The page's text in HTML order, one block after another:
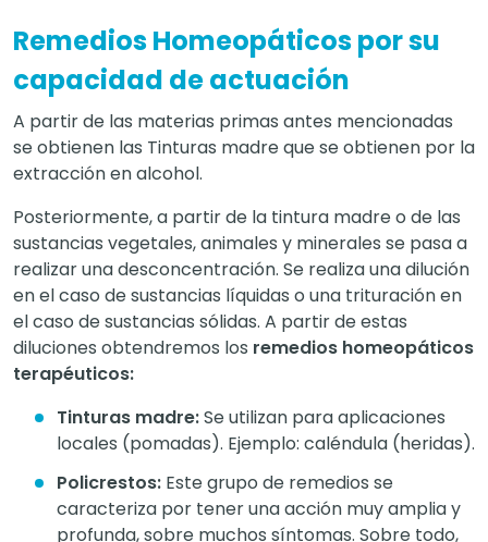
Remedios Homeopáticos por su
capacidad de actuación
A partir de las materias primas antes mencionadas
se obtienen las Tinturas madre que se obtienen por la
extracción en alcohol.
Posteriormente, a partir de la tintura madre o de las
sustancias vegetales, animales y minerales se pasa a
realizar una desconcentración. Se realiza una dilución
en el caso de sustancias líquidas o una trituración en
el caso de sustancias sólidas. A partir de estas
diluciones obtendremos los remedios homeopáticos
terapéuticos:
Tinturas madre:Se utilizan para aplicaciones
locales (pomadas). Ejemplo: caléndula (heridas).
Policrestos: Este grupo de remedios se
caracteriza por tener una acción muy amplia y
profunda, sobre muchos síntomas. Sobre todo,